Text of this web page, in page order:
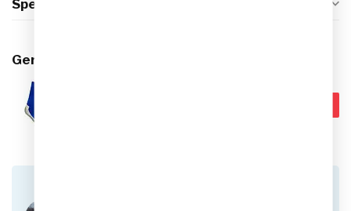
Specificaties
Gerelateerde producten